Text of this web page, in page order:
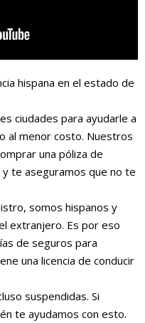
hispana en el estado de
ciudades para ayudarle a
al menor costo. Nuestros
una póliza de
y te aseguramos que no te
somos hispanos y
extranjero. Es por eso
de seguros para
una licencia de conducir
suspendidas. Si
te ayudamos con esto.